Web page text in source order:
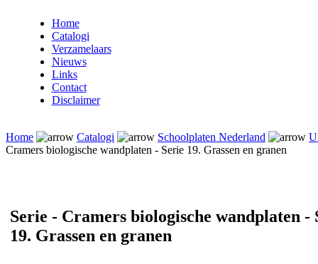
Home
Catalogi
Verzamelaars
Nieuws
Links
Contact
Disclaimer
Home Catalogi Schoolplaten Nederland
Cramers biologische wandplaten - Serie 19. Grassen en granen
Serie - Cramers biologische wandplaten -
19. Grassen en granen